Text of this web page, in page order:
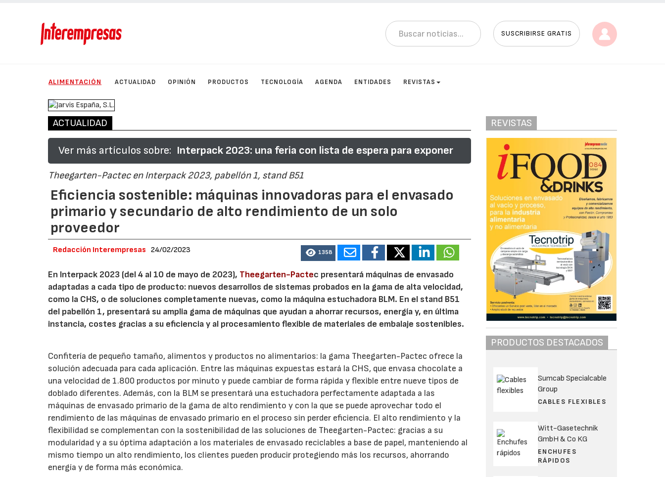
SUSCRIBIRSE GRATIS
ALIMENTACIÓN ACTUALIDAD OPINIÓN PRODUCTOS TECNOLOGÍA AGENDA ENTIDADES REVISTAS
ACTUALIDAD
Ver más artículos sobre: Interpack 2023: una feria con lista de espera para exponer
Theegarten-Pactec en Interpack 2023, pabellón 1, stand B51
Eficiencia sostenible: máquinas innovadoras para el envasado
primario y secundario de alto rendimiento de un solo
proveedor
Redacción Interempresas 24/02/2023 1358
En Interpack 2023 (del 4 al 10 de mayo de 2023), Theegarten-Pactec presentará máquinas de envasado
adaptadas a cada tipo de producto: nuevos desarrollos de sistemas probados en la gama de alta velocidad,
como la CHS, o de soluciones completamente nuevas, como la máquina estuchadora BLM. En el stand B51
del pabellón 1, presentará su amplia gama de máquinas que ayudan a ahorrar recursos, energía y, en última
instancia, costes gracias a su eficiencia y al procesamiento flexible de materiales de embalaje sostenibles.
Confitería de pequeño tamaño, alimentos y productos no alimentarios: la gama Theegarten-Pactec ofrece la
solución adecuada para cada aplicación. Entre las máquinas expuestas estará la CHS, que envasa chocolate a
una velocidad de 1.800 productos por minuto y puede cambiar de forma rápida y flexible entre nueve tipos de
doblado diferentes. Además, con la BLM se presentará una estuchadora perfectamente adaptada a las
máquinas de envasado primario de la gama de alto rendimiento y con la que se puede aprovechar todo el
rendimiento de las máquinas de envasado primario en el proceso sin perder eficiencia. El alto rendimiento y la
flexibilidad se complementan con la sostenibilidad de las soluciones de Theegarten-Pactec: gracias a su
modularidad y a su óptima adaptación a los materiales de envasado reciclables a base de papel, manteniendo al
mismo tiempo un alto rendimiento, los clientes pueden producir protegiendo más los recursos, ahorrando
energía y de forma más económica.
REVISTAS
PRODUCTOS DESTACADOS
Sumcab Specialcable
Group
CABLES FLEXIBLES
Witt-Gasetechnik
GmbH & Co KG
ENCHUFES
RÁPIDOS